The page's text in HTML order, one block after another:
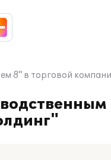
8" в торговой